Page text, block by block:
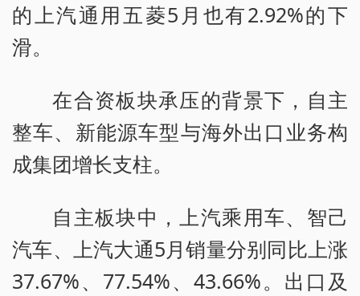
的上汽通用五菱5月也有2.92%的下
滑。
在合资板块承压的背景下，自主
整车、新能源车型与海外出口业务构
成集团增长支柱。
自主板块中，上汽乘用车、智己
汽车、上汽大通5月销量分别同比上涨
37.67%、77.54%、43.66%。出口及